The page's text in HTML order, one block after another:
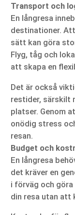
Transport och
En långresa
destinationer.
sätt kan göra
Flyg, tåg och
att skapa en
Det är också
restider, särskilt
platser. Genom
onödig stress
resan.
Budget och
En långresa
det kräver en
i förväg och göra
din resa utan att